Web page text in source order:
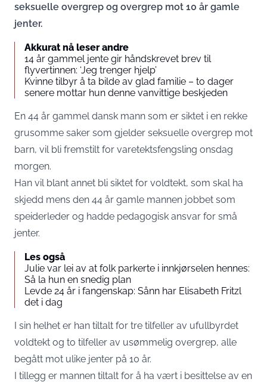
seksuelle overgrep og overgrep mot 10 år gamle
jenter.
Akkurat nå leser andre
14 år gammel jente gir håndskrevet brev til
flyvertinnen: ‘Jeg trenger hjelp’
Kvinne tilbyr å ta bilde av glad familie – to dager
senere mottar hun denne vanvittige beskjeden
En 44 år gammel dansk mann som er siktet i en rekke
grusomme saker som gjelder seksuelle overgrep mot
barn, vil bli fremstilt for varetektsfengsling onsdag
morgen.
Han vil blant annet bli siktet for voldtekt, som skal ha
skjedd mens den 44 år gamle mannen jobbet som
speiderleder og hadde pedagogisk ansvar for små
jenter.
Les også
Julie var lei av at folk parkerte i innkjørselen hennes:
Så la hun en snedig plan
Levde 24 år i fangenskap: Sånn har Elisabeth Fritzl
det i dag
I sin helhet er han tiltalt for tre tilfeller av ufullbyrdet
voldtekt og to tilfeller av usømmelig overgrep, alle
begått mot ulike jenter på 10 år.
I tillegg er mannen tiltalt for å ha vært i besittelse av en